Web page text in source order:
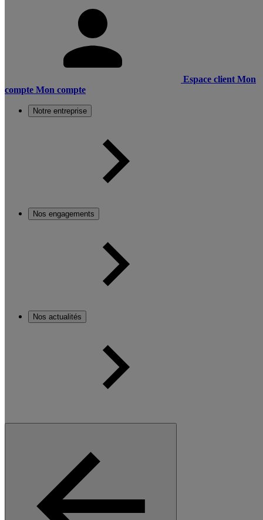
Espace client Mon
compte Mon compte
Notre entreprise
Nos engagements
Nos actualités